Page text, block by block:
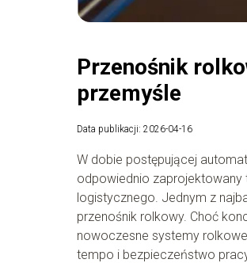
Przenośnik
przemyśle
Data publikacji: 2026-04-16
W dobie postępującej
odpowiednio zaprojektowany
logistycznego. Jednym z
przenośnik rolkowy. Choć
nowoczesne systemy
tempo i bezpieczeństwo